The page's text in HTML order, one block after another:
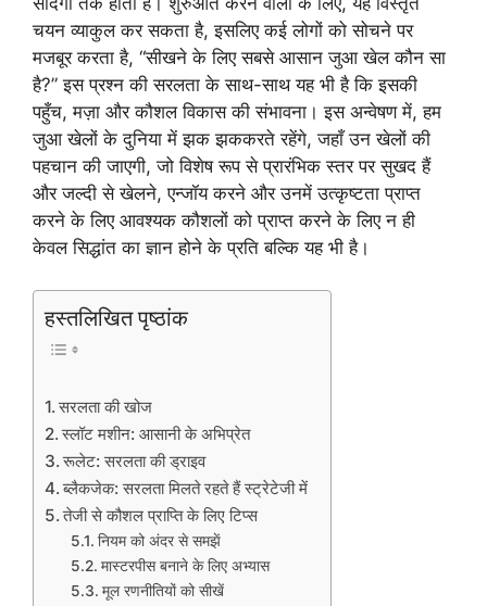
चयन व्याकुल कर सकता है, इसलिए कई लोगों को सोचने पर
मजबूर करता है, “सीखने के लिए सबसे आसान जुआ खेल कौन सा
है?” इस प्रश्न की सरलता के साथ-साथ यह भी है कि इसकी
पहुँच, मज़ा और कौशल विकास की संभावना। इस अन्वेषण में, हम
जुआ खेलों के दुनिया में झक झककरते रहेंगे, जहाँ उन खेलों की
पहचान की जाएगी, जो विशेष रूप से प्रारंभिक स्तर पर सुखद हैं
और जल्दी से खेलने, एन्जॉय करने और उनमें उत्कृष्टता प्राप्त
करने के लिए आवश्यक कौशलों को प्राप्त करने के लिए न ही
केवल सिद्धांत का ज्ञान होने के प्रति बल्कि यह भी है।
हस्तलिखित पृष्ठांक
सरलता की खोज
स्लॉट मशीन: आसानी के अभिप्रेत
रूलेट: सरलता की ड्राइव
ब्लैकजेक: सरलता मिलते रहते हैं स्ट्रेटेजी में
तेजी से कौशल प्राप्ति के लिए टिप्स
नियम को अंदर से समझें
मास्टरपीस बनाने के लिए अभ्यास
मूल रणनीतियों को सीखें